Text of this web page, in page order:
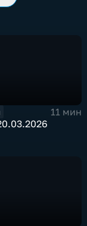
11 мин